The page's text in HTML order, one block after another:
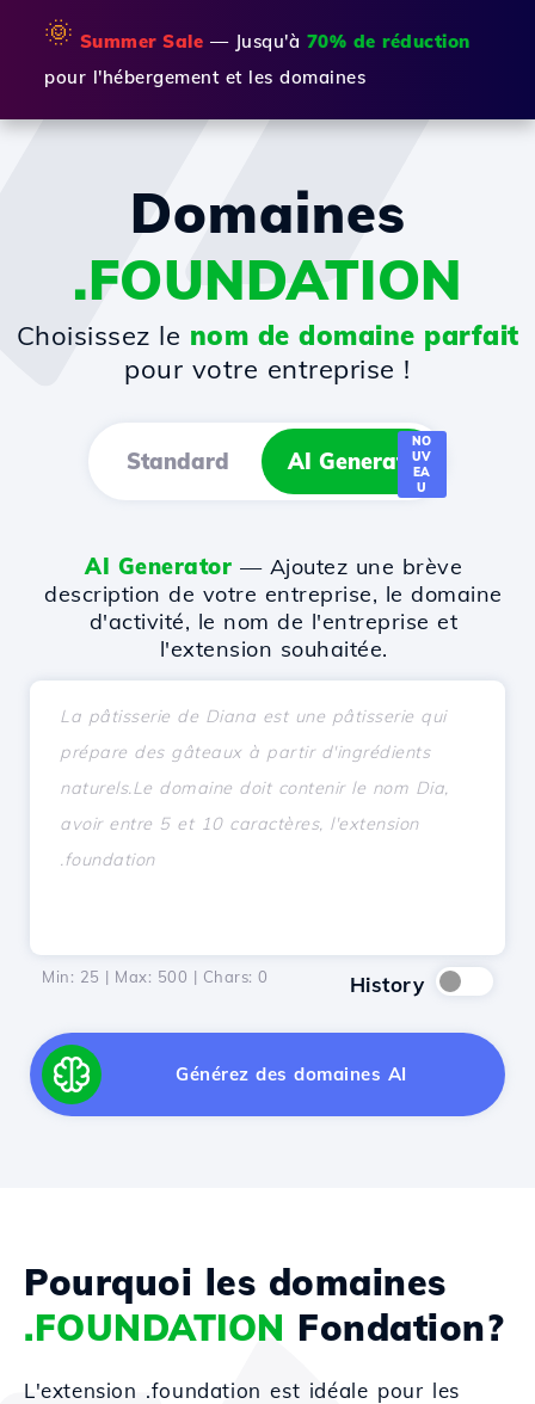
🌞 Summer Sale — Jusqu'à 70% de réduction
pour l'hébergement et les domaines
Domaines
.FOUNDATION
Choisissez le nom de domaine parfait
pour votre entreprise !
Standard AI Generator
NO
UV
EA
U
AI Generator — Ajoutez une brève
description de votre entreprise, le domaine
d'activité, le nom de l'entreprise et
l'extension souhaitée.
Min: 25 | Max: 500 | Chars: 0 History
Générez des domaines AI
Pourquoi les domaines
.FOUNDATION Fondation?
L'extension .foundation est idéale pour les